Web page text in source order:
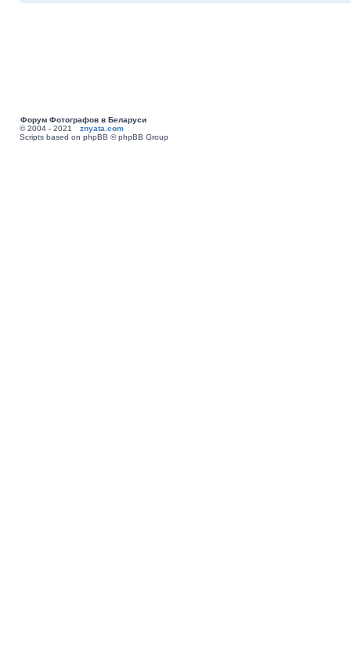
Форум Фотографов в Беларуси
© 2004 - 2021 znyata.com
Scripts based on phpBB © phpBB Group